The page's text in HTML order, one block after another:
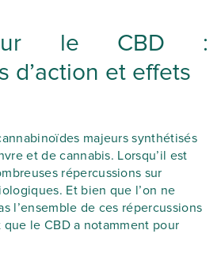
le CBD :
d’action et effets
majeurs synthétisés
et de cannabis. Lorsqu’il est
répercussions sur
Et bien que l’on ne
l’ensemble de ces répercussions
le CBD a notamment pour